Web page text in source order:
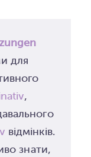
для
,
відмінків.
знати,